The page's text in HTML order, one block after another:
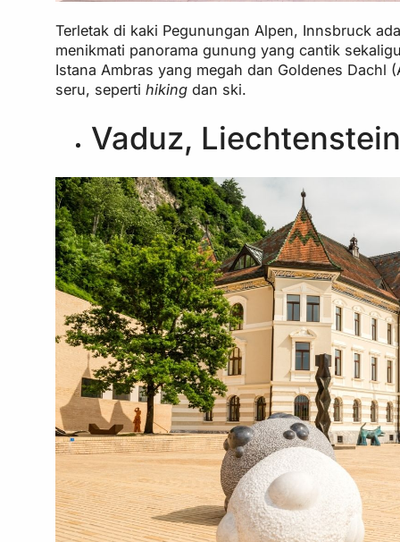
Terletak di kaki Pegunungan Alpen, Innsbruck
menikmati panorama gunung yang cantik
Istana Ambras yang megah dan Goldenes
seru, sepertihiking dan ski.
Vaduz,